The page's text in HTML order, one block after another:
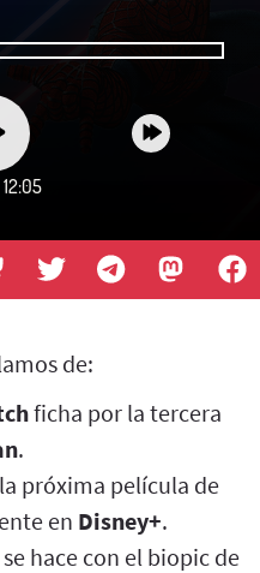
12:05
de:
ficha por la tercera
.
próxima película de
en Disney+.
se hace con el biopic de